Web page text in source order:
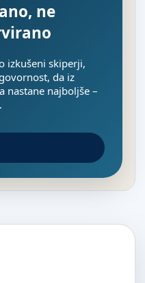
ne
izkušeni skiperji,
da iz
nastane najboljše –